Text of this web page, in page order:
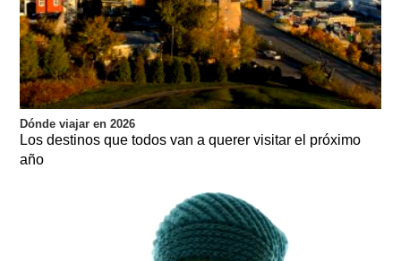
Dónde viajar en 2026
Los destinos que todos van a querer visitar el próximo
año